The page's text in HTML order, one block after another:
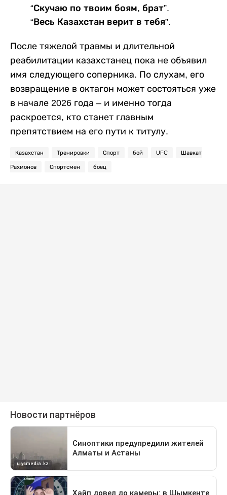
“Скучаю по твоим боям, брат”.
“Весь Казахстан верит в тебя”.
После тяжелой травмы и длительной
реабилитации казахстанец пока не объявил
имя следующего соперника. По слухам, его
возвращение в октагон может состояться уже
в начале 2026 года – и именно тогда
раскроется, кто станет главным
препятствием на его пути к титулу.
Казахстан Тренировки Спорт бой UFC Шавкат
Рахмонов Спортсмен боец